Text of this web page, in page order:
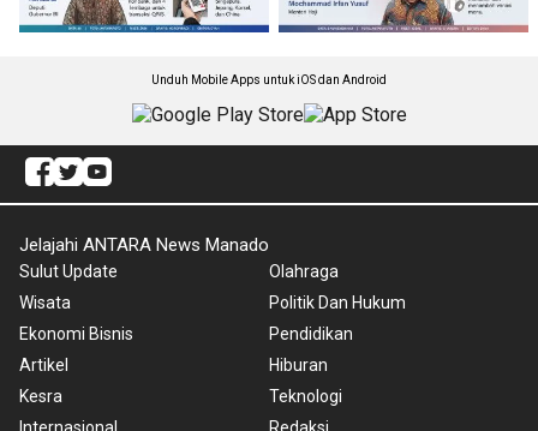
Unduh Mobile Apps untuk iOS dan Android
Jelajahi ANTARA News Manado
Sulut Update
Wisata
Ekonomi Bisnis
Artikel
Kesra
Olahraga
Politik Dan Hukum
Pendidikan
Hiburan
Teknologi